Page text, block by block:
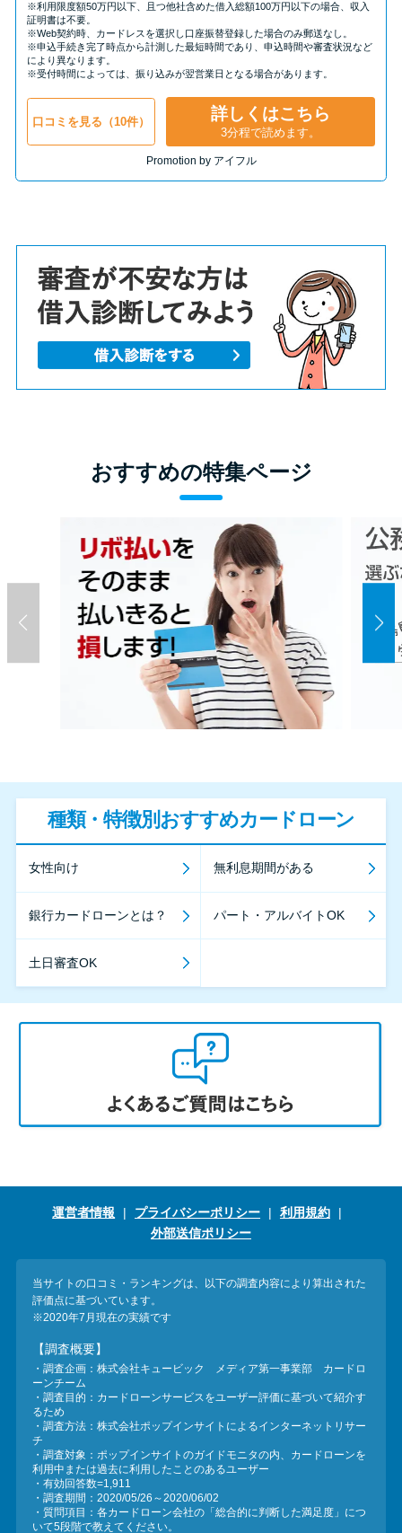
※利用限度額50万円以下、且つ他社含めた借入総額100万円以下の場合、収入
証明書は不要。
※Web契約時、カードレスを選択し口座振替登録した場合のみ郵送なし。
※申込手続き完了時点から計測した最短時間であり、申込時間や審査状況など
により異なります。
※受付時間によっては、振り込みが翌営業日となる場合があります。
口コミを見る（10件） 詳しくはこちら
3分程で読めます。
Promotion by アイフル
おすすめの特集ページ
種類・特徴別おすすめカードローン
女性向け 無利息期間がある
銀行カードローンとは？ パート・アルバイトOK
土日審査OK
運営者情報 プライバシーポリシー
利用規約
外部送信ポリシー
当サイトの口コミ・ランキングは、以下の調査内容により算出された
評価点に基づいています。
※2020年7月現在の実績です
【調査概要】
・調査企画：株式会社キュービック メディア第一事業部 カードロ
ーンチーム
・調査目的：カードローンサービスをユーザー評価に基づいて紹介す
るため
・調査方法：株式会社ポップインサイトによるインターネットリサー
チ
・調査対象：ポップインサイトのガイドモニタの内、カードローンを
利用中または過去に利用したことのあるユーザー
・有効回答数=1,911
・調査期間：2020/05/26～2020/06/02
・質問項目：各カードローン会社の「総合的に判断した満足度」につ
いて5段階で教えてください。